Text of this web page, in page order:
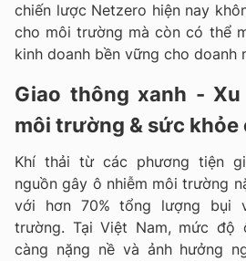
chiến lược Netzero hiện nay
cho môi trường mà còn có thể
kinh doanh bền vững cho doanh
Giao thông xanh -
môi trường & sức khỏe
Khí thải từ các phương tiện
nguồn gây ô nhiễm môi trường
với hơn 70% tổng lượng bụi
trường. Tại Việt Nam, mức độ
càng nặng nề và ảnh hưởng